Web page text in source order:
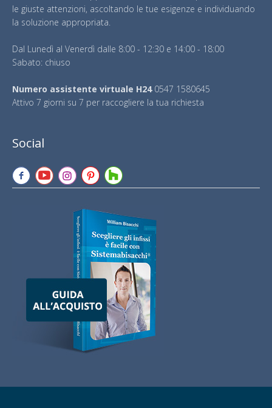
le giuste attenzioni, ascoltando le tue esigenze e individuando
la soluzione appropriata.
Dal Lunedì al Venerdì dalle 8:00 - 12:30 e 14:00 - 18:00
Sabato: chiuso
Numero assistente virtuale H240547 1580645
Attivo 7 giorni su 7 per raccogliere la tua richiesta
Social